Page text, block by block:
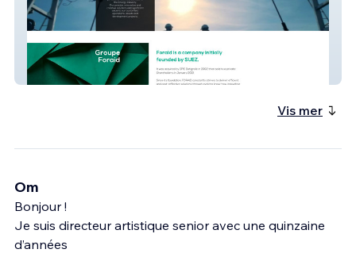
Foraid Group
Vis mer
Om
Bonjour !
Je suis directeur artistique senior avec une quinzaine
d’années